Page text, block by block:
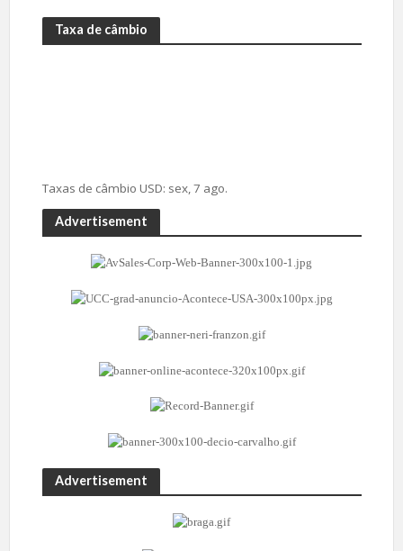
Taxa de câmbio
Taxas de câmbio USD: sex, 7 ago.
Advertisement
Advertisement